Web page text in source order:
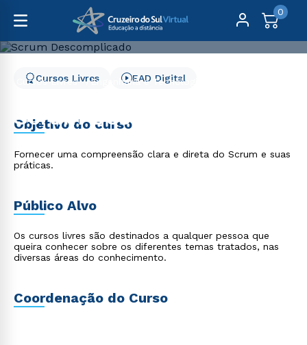
0
Cursos Livres
Engenharia e Tecnologia
Scrum Descomplicado
Cursos Livres EAD Digital
Objetivo do curso
Fornecer uma compreensão clara e direta do Scrum e suas
práticas.
Público Alvo
Os cursos livres são destinados a qualquer pessoa que
queira conhecer sobre os diferentes temas tratados, nas
diversas áreas do conhecimento.
Coordenação do Curso